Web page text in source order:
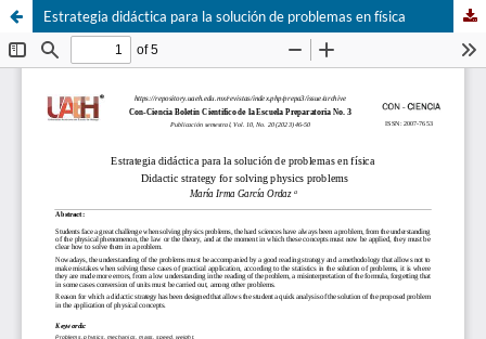
Estrategia didáctica para la solución de problemas en física